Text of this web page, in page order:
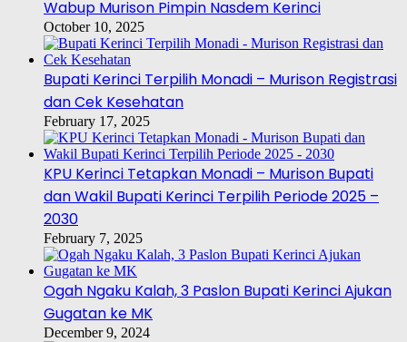
Wabup Murison Pimpin Nasdem Kerinci
October 10, 2025
Bupati Kerinci Terpilih Monadi – Murison Registrasi
dan Cek Kesehatan
February 17, 2025
KPU Kerinci Tetapkan Monadi – Murison Bupati
dan Wakil Bupati Kerinci Terpilih Periode 2025 –
2030
February 7, 2025
Ogah Ngaku Kalah, 3 Paslon Bupati Kerinci Ajukan
Gugatan ke MK
December 9, 2024